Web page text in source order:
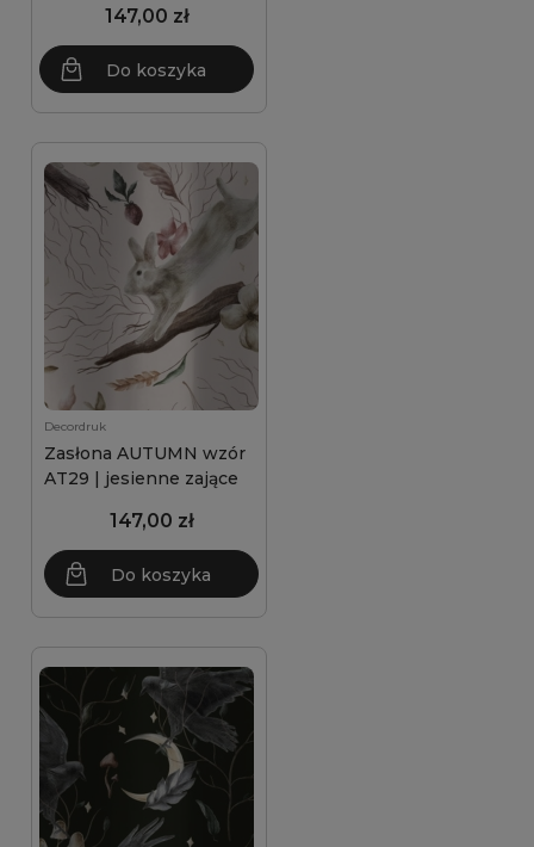
147,00 zł
Do koszyka
Decordruk
Zasłona AUTUMN wzór
AT29 | jesienne zające
147,00 zł
Do koszyka